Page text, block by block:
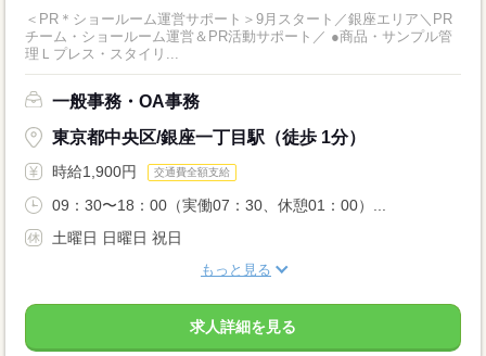
＜PR＊ショールーム運営サポート＞9月スタート／銀座エリア＼PR
チーム・ショールーム運営＆PR活動サポート／ ●商品・サンプル管
理Ｌプレス・スタイリ...
一般事務・OA事務
東京都中央区/銀座一丁目駅（徒歩 1分）
時給1,900円 交通費全額支給
09：30〜18：00（実働07：30、休憩01：00）...
土曜日 日曜日 祝日
もっと見る
求人詳細を見る